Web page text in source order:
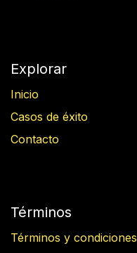
Explorar
Inicio
Casos de éxito
Contacto
Términos
Términos y condiciones